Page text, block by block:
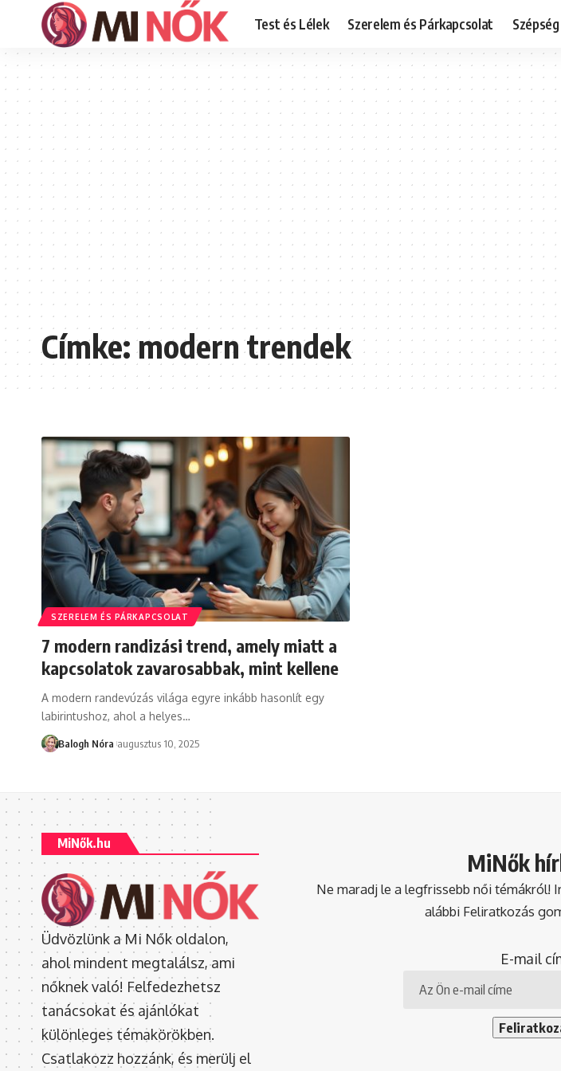
Test és Lélek Szerelem és Párkapcsolat
Címke:modern trendek
SZERELEM ÉS PÁRKAPCSOLAT
7 modern randizási trend, amely miatt a
kapcsolatok zavarosabbak, mint kellene
A modern randevúzás világa egyre inkább hasonlít egy
labirintushoz, ahol a helyes…
Balogh Nóra augusztus 10, 2025
MiNők.hu
Üdvözlünk a Mi Nők oldalon,
ahol mindent megtalálsz, ami
nőknek való! Felfedezhetsz
tanácsokat és ajánlókat
különleges témakörökben.
Csatlakozz hozzánk, és merülj el
MiNők
Ne maradj le a legfrissebb női témákról!
alábbi Feliratkozás
E-mail